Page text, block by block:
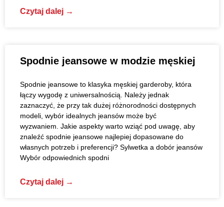
Czytaj dalej →
Spodnie jeansowe w modzie męskiej
Spodnie jeansowe to klasyka męskiej garderoby, która
łączy wygodę z uniwersalnością. Należy jednak
zaznaczyć, że przy tak dużej różnorodności dostępnych
modeli, wybór idealnych jeansów może być
wyzwaniem. Jakie aspekty warto wziąć pod uwagę, aby
znaleźć spodnie jeansowe najlepiej dopasowane do
własnych potrzeb i preferencji? Sylwetka a dobór jeansów
Wybór odpowiednich spodni
Czytaj dalej →